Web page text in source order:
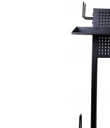
Werkzeug
NEU